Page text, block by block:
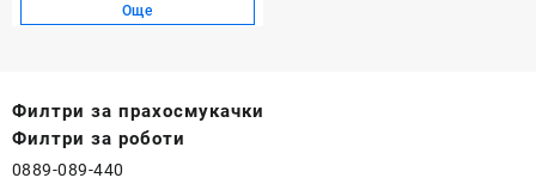
Още
Филтри за прахосмукачки
Филтри за роботи
0889-089-440